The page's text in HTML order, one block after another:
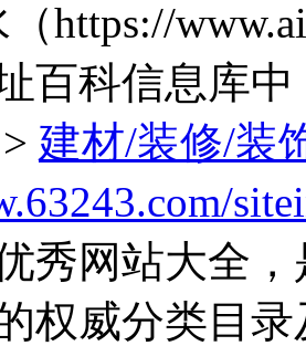
https://
百科信息库
> 建材/装修/装
秀网站大全
权威分类目